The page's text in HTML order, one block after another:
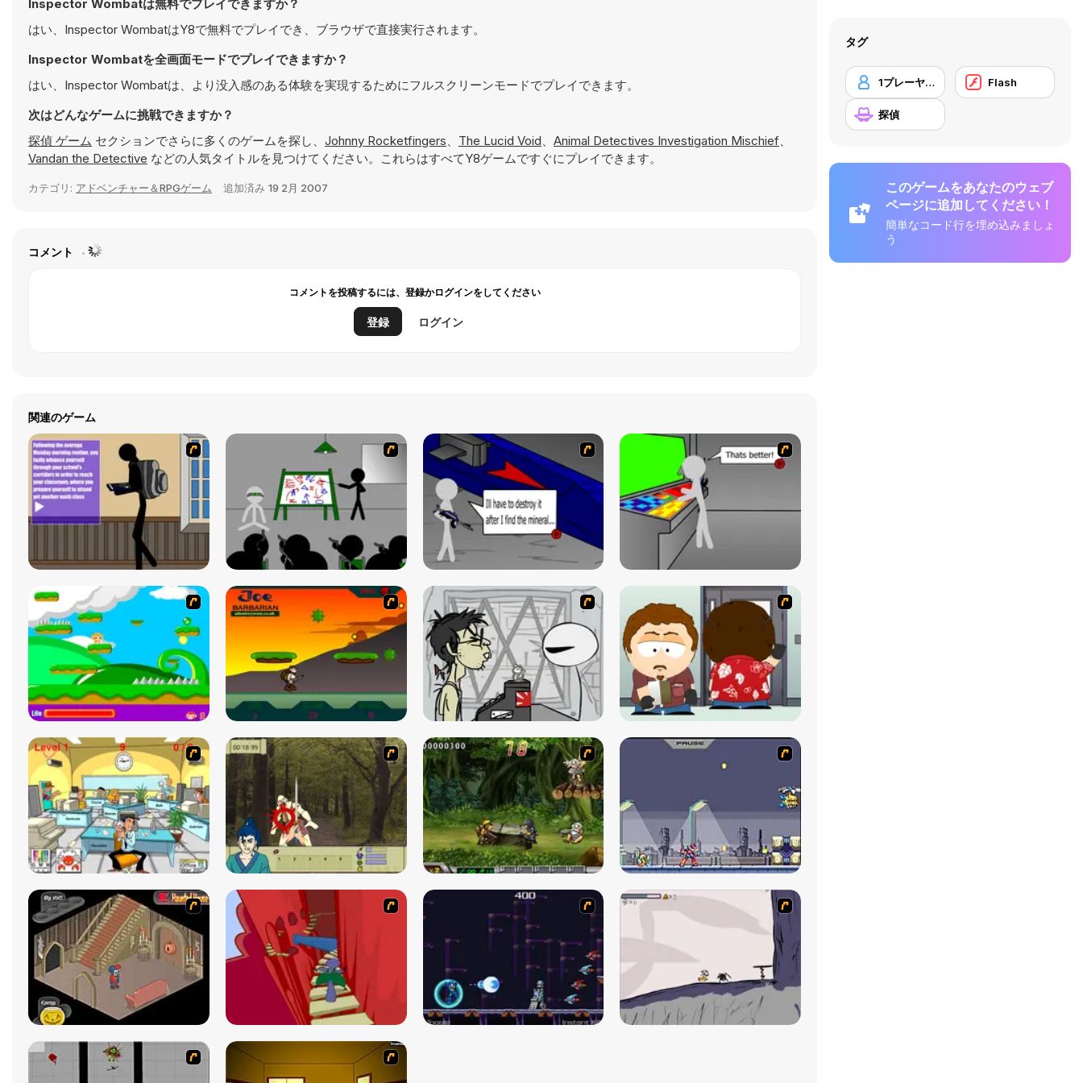
Inspector Wombatは無料でプレイできますか？
はい、Inspector WombatはY8で無料でプレイでき、ブラウザで直接実行されます。
Inspector Wombatを全画面モードでプレイできますか？
はい、Inspector Wombatは、より没入感のある体験を実現するためにフルスクリーンモードでプレイできます。
次はどんなゲームに挑戦できますか？
探偵 ゲーム セクションでさらに多くのゲームを探し、 Johnny Rocketfingers、 The Lucid Void、 Animal Detectives Investigation Mischief、
Vandan the Detective などの人気タイトルを見つけてください。これらはすべてY8ゲームですぐにプレイできます。
カテゴリ: アドベンチャー＆RPGゲーム 追加済み 19 2月 2007
コメント
コメントを投稿するには、登録かログインをしてください
登録 ログイン
関連のゲーム
タグ
1プレーヤー Flash
探偵
このゲームをあなたのウェブ
ページに追加してください！
簡単なコード行を埋め込みましょ
う